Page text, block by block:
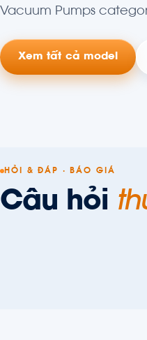
Vacuum Pumps
Xem tất cả model
HỎI & ĐÁP · BÁO GIÁ
Câu hỏi